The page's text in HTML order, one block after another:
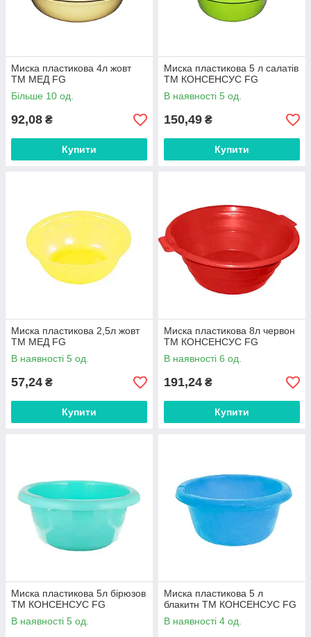
Миска пластикова 4л жовт
ТМ МЕД FG
Більше 10 од.
92,08 ₴
Купити
Миска пластикова 5 л салатів
ТМ КОНСЕНСУС FG
В наявності 5 од.
150,49 ₴
Купити
Миска пластикова 2,5л жовт
ТМ МЕД FG
В наявності 5 од.
57,24 ₴
Купити
Миска пластикова 8л червон
ТМ КОНСЕНСУС FG
В наявності 6 од.
191,24 ₴
Купити
Миска пластикова 5л бірюзов
ТМ КОНСЕНСУС FG
В наявності 5 од.
Миска пластикова 5 л
блакитн ТМ КОНСЕНСУС FG
В наявності 4 од.